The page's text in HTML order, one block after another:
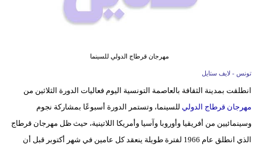
مهرجان قرطاج الدولي للسينما
تونس - لايف ستايل
انطلقت بمدينة الثقافة بالعاصمة التونسية اليوم فعاليات الدورة الثلاثين من
مهرجان قرطاج الدولي للسينما، وتستمر الدورة أسبوعًا بمشاركة نجوم
وسينمائيين من أفريقيا وأوروبا وآسيا وأمريكا اللاتينية، حيث ظل مهرجان قرطاج
الذي انطلق عام 1966 لفترة طويلة ينعقد كل عامين في شهر أكتوبر قبل أن